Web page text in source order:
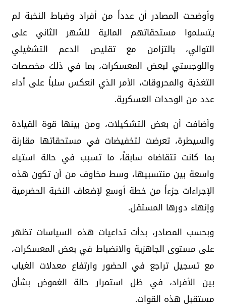
وأوضحت المصادر أن عدداً من أفراد وضباط النخبة لم
يتسلموا مستحقاتهم المالية للشهر الثاني على
التوالي، بالتزامن مع تقليص الدعم التشغيلي
واللوجستي لبعض المعسكرات، بما في ذلك مخصصات
التغذية والمحروقات، الأمر الذي انعكس سلباً على أداء
عدد من الوحدات العسكرية.
وأضافت أن بعض التشكيلات، ومن بينها قوة القيادة
والسيطرة، تعرضت لتخفيضات في مستحقاتها مقارنة
بما كانت تتقاضاه سابقاً، ما تسبب في حالة استياء
واسعة بين منتسبيها، وسط مخاوف من أن تكون هذه
الإجراءات جزءاً من خطة أوسع لإضعاف النخبة الحضرمية
وإنهاء دورها المستقل.
وبحسب المصادر، بدأت تداعيات هذه السياسات تظهر
على مستوى الجاهزية والانضباط في بعض المعسكرات،
مع تسجيل تراجع في الحضور وارتفاع معدلات الغياب
بين الأفراد، في ظل استمرار حالة الغموض بشأن
مستقبل هذه القوات.